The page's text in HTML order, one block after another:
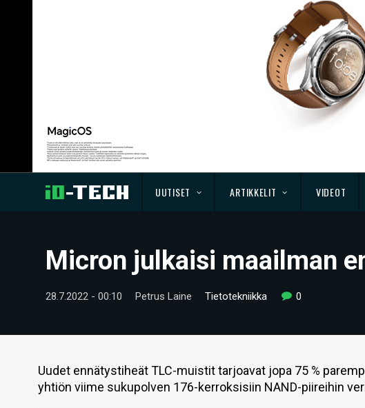
UUTISET ARTIKKELIT VIDEOT
Micron julkaisi maailman
28.7.2022 - 00:10 Petrus Laine Tietotekniikka 0
Uudet ennätystiheät TLC-muistit tarjoavat jopa 75 %
yhtiön viime sukupolven 176-kerroksisiin NAND-piireihin